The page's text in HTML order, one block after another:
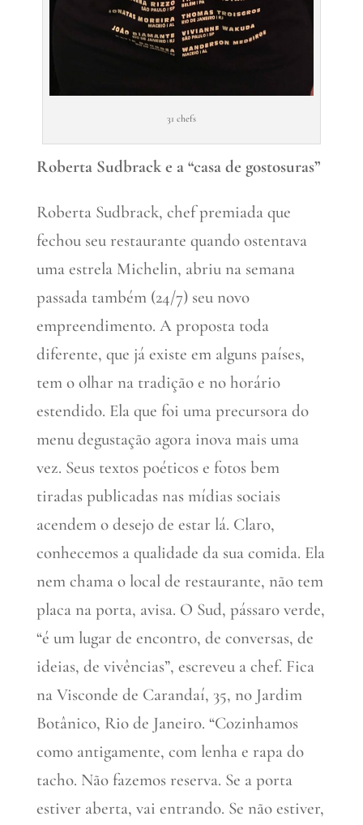
31 chefs
Roberta Sudbrack e a “casa de gostosuras”
Roberta Sudbrack, chef premiada que
fechou seu restaurante quando ostentava
uma estrela Michelin, abriu na semana
passada também (24/7) seu novo
empreendimento. A proposta toda
diferente, que já existe em alguns países,
tem o olhar na tradição e no horário
estendido. Ela que foi uma precursora do
menu degustação agora inova mais uma
vez. Seus textos poéticos e fotos bem
tiradas publicadas nas mídias sociais
acendem o desejo de estar lá. Claro,
conhecemos a qualidade da sua comida. Ela
nem chama o local de restaurante, não tem
placa na porta, avisa. O Sud, pássaro verde,
“é um lugar de encontro, de conversas, de
ideias, de vivências”, escreveu a chef. Fica
na Visconde de Carandaí, 35, no Jardim
Botânico, Rio de Janeiro. “Cozinhamos
como antigamente, com lenha e rapa do
tacho. Não fazemos reserva. Se a porta
estiver aberta, vai entrando. Se não estiver,